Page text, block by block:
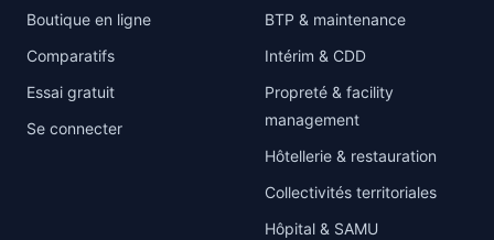
Boutique en ligne
Comparatifs
Essai gratuit
Se connecter
BTP & maintenance
Intérim & CDD
Propreté & facility
management
Hôtellerie & restauration
Collectivités territoriales
Hôpital & SAMU